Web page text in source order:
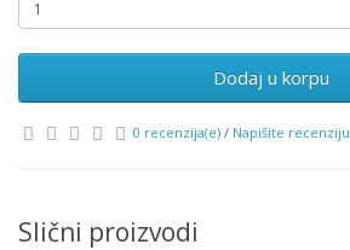
Dodaj u korpu
0 recenzija(e) / Napišite recenziju
Slični proizvodi